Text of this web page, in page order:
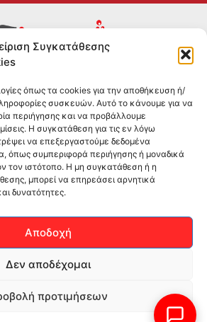
Συγκατάθεσης
όπως τα cookies για την αποθήκευση ή/
συσκευών. Αυτό το κάνουμε για να
περιήγησης και να προβάλλουμε
Η συγκατάθεση για τις εν λόγω
να επεξεργαστούμε δεδομένα
όπως συμπεριφορά περιήγησης ή μοναδικά
τον ιστότοπο. Η μη συγκατάθεση ή η
μπορεί να επηρεάσει αρνητικά
δυνατότητες.
Αποδοχή
Δεν αποδέχομαι
προτιμήσεων
τη διατροφή και την υγεία τους.
εμπειρία ετών στο χώρο.
2551 181428
& ΠΡΟΣΩΠΙΚΑ ΔΕΔΟΜΕΝΑ
SOCIAL MEDIA